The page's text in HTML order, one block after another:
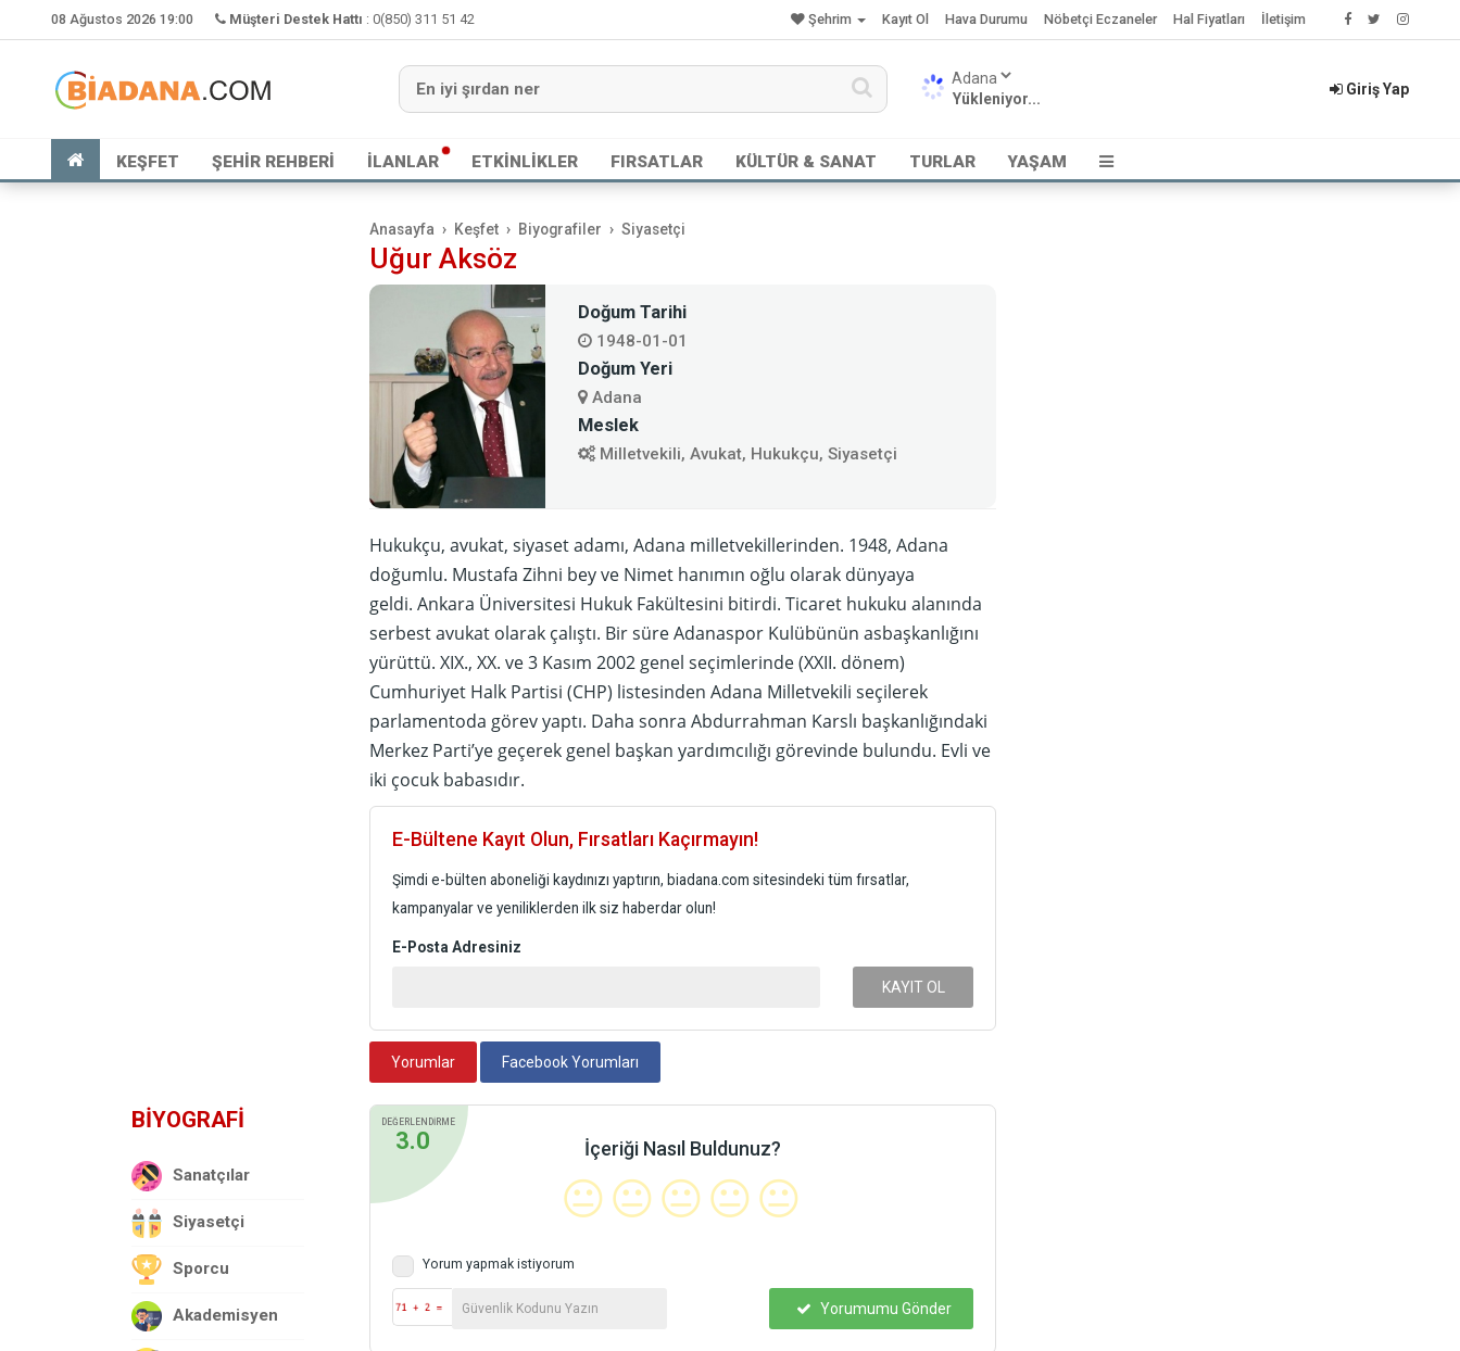
08 Ağustos 2026 19:00 Müşteri Destek Hattı :0(850) 311 51 42 Şehrim Kayıt Ol Hava Durumu Nöbetçi Eczaneler Hal Fiyatları İletişim
Yükleniyor...
Giriş Yap
KEŞFET ŞEHİR REHBERİ İLANLAR ETKİNLİKLER FIRSATLAR KÜLTÜR & SANAT TURLAR YAŞAM
BİYOGRAFİ
Sanatçılar
Siyasetçi
Sporcu
Akademisyen
Anasayfa Keşfet Biyografiler Siyasetçi
Uğur Aksöz
Doğum Tarihi
1948-01-01
Doğum Yeri
Adana
Meslek
Milletvekili, Avukat, Hukukçu, Siyasetçi
Hukukçu, avukat, siyaset adamı, Adana milletvekillerinden. 1948, Adana
doğumlu. Mustafa Zihni bey ve Nimet hanımın oğlu olarak dünyaya
geldi. Ankara Üniversitesi Hukuk Fakültesini bitirdi. Ticaret hukuku alanında
serbest avukat olarak çalıştı. Bir süre Adanaspor Kulübünün asbaşkanlığını
yürüttü. XIX., XX. ve 3 Kasım 2002 genel seçimlerinde (XXII. dönem)
Cumhuriyet Halk Partisi (CHP) listesinden Adana Milletvekili seçilerek
parlamentoda görev yaptı. Daha sonra Abdurrahman Karslı başkanlığındaki
Merkez Parti’ye geçerek genel başkan yardımcılığı görevinde bulundu. Evli ve
iki çocuk babasıdır.
E-Bültene Kayıt Olun, Fırsatları Kaçırmayın!
Şimdi e-bülten aboneliği kaydınızı yaptırın, biadana.com sitesindeki tüm fırsatlar,
kampanyalar ve yeniliklerden ilk siz haberdar olun!
E-Posta Adresiniz
KAYIT OL
Yorumlar Facebook Yorumları
DEĞERLENDİRME
3.0 İçeriği Nasıl Buldunuz?
😐😐😐😐😐
Yorum yapmak istiyorum
Yorumumu Gönder